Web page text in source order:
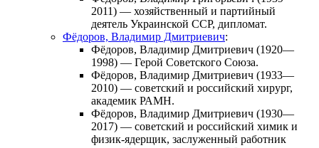
2011) — хозяйственный и партийный
деятель Украинской ССР, дипломат.
Фёдоров, Владимир Дмитриевич:
Фёдоров, Владимир Дмитриевич (1920—
1998) — Герой Советского Союза.
Фёдоров, Владимир Дмитриевич (1933—
2010) — советский и российский хирург,
академик РАМН.
Фёдоров, Владимир Дмитриевич (1930—
2017) — советский и российский химик и
физик-ядерщик, заслуженный работник